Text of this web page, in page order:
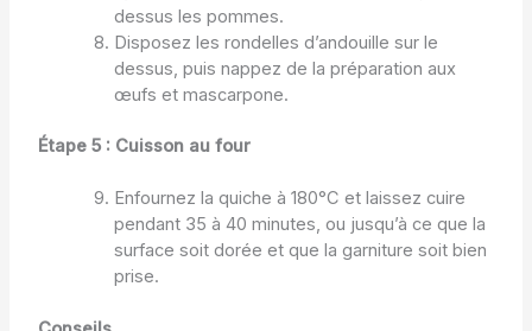
dessus les pommes.
Disposez les rondelles d’andouille sur le
dessus, puis nappez de la préparation aux
œufs et mascarpone.
Étape 5 : Cuisson au four
Enfournez la quiche à 180°C et laissez cuire
pendant 35 à 40 minutes, ou jusqu’à ce que la
surface soit dorée et que la garniture soit bien
prise.